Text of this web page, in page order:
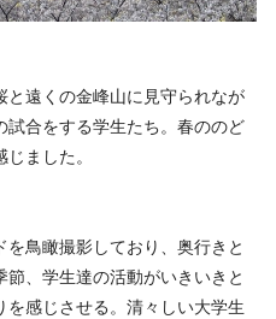
遠くの金峰山に見守られなが
試合をする学生たち。春ののど
ました。
鳥瞰撮影しており、奥行きと
、学生達の活動がいきいきと
感じさせる。清々しい大学生